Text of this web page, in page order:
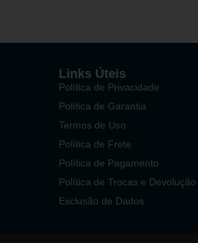
Links Úteis
Política de Privacidade
Política de Garantia
Termos de Uso
Política de Frete
Política de Pagamento
Política de Trocas e Devolução
Exclusão de Dados